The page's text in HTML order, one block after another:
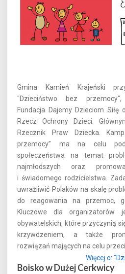
Gmina Kamień Krajeński
"Dzieciństwo bez
Fundacja Dajemy Dzieciom Siłę
Rzecz Ochrony Dzieci.
Rzecznik Praw Dziecka.
przemocy” ma na celu
społeczeństwa na temat
najmłodszych oraz
i świadomego rodzicielstwa.
uwrażliwić Polaków na skalę
do reagowania na przemoc,
Kluczowe dla organizatorów
obywatelskich, które przyczynią
krzywdzeniem, a także
rozwiązań mających na celu
Więcej o:
Boisko w Dużej Cerkwicy